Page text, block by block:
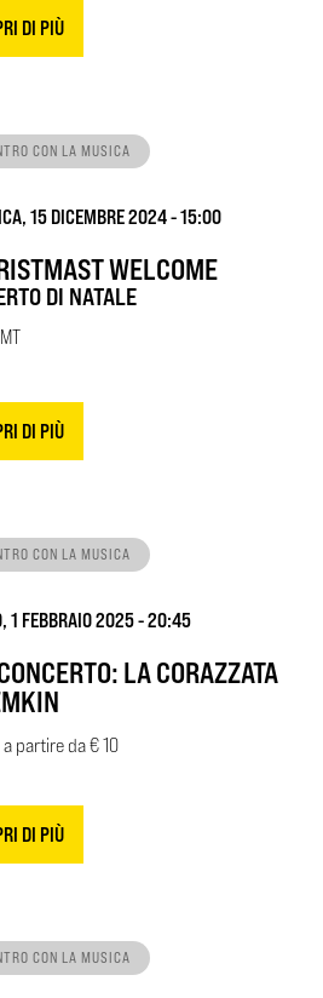
DI PIÙ
CON LA MUSICA
15 DICEMBRE 2024 - 15:00
WELCOME
DI NATALE
DI PIÙ
CON LA MUSICA
1 FEBBRAIO 2025 - 20:45
LA CORAZZATA
partire da € 10
DI PIÙ
CON LA MUSICA